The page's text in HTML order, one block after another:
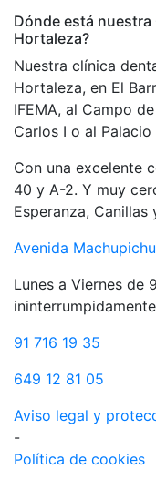
Dónde está nuestra
Hortaleza?
Nuestra clínica
Hortaleza, en El
IFEMA, al Campo
Carlos I o al Palacio
Con una excelente
40 y A-2. Y muy
Esperanza, Canillas
Avenida
Lunes a Viernes de
91 716 19 35
649 12 81 05
Aviso legal y
-
Política de cookies